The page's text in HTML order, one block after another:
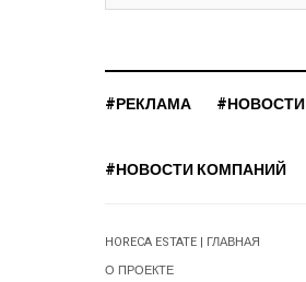
#РЕКЛАМА #НОВОСТИ
#НОВОСТИ КОМПАНИЙ
HORECA ESTATE | ГЛАВНАЯ
О ПРОЕКТЕ